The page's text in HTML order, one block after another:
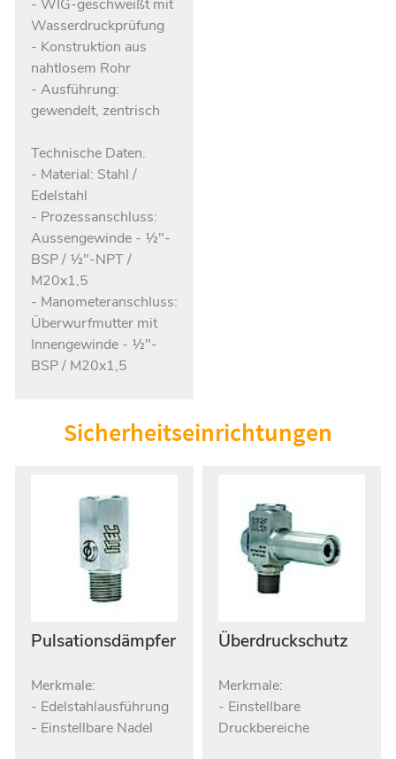
- WIG-geschweißt mit
Wasserdruckprüfung
- Konstruktion aus
nahtlosem Rohr
- Ausführung:
gewendelt, zentrisch
Technische Daten.
- Material: Stahl /
Edelstahl
- Prozessanschluss:
Aussengewinde - ½"-
BSP / ½"-NPT /
M20x1,5
- Manometeranschluss:
Überwurfmutter mit
Innengewinde - ½"-
BSP / M20x1,5
Sicherheitseinrichtungen
Pulsationsdämpfer
Merkmale:
- Edelstahlausführung
- Einstellbare Nadel
Überdruckschutz
Merkmale:
- Einstellbare
Druckbereiche